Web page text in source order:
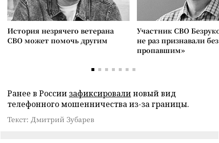
История незрячего ветерана
СВО может помочь другим
Участник СВО
не раз признавали
пропавшим»
Ранее в России зафиксировалиновый вид
телефонного мошенничества из-за границы.
Текст: Дмитрий Зубарев